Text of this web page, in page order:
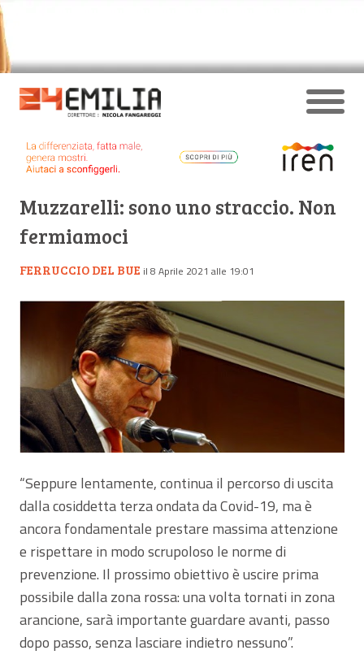
Muzzarelli: sono uno straccio. Non
fermiamoci
FERRUCCIO DEL BUE il 8 Aprile 2021 alle 19:01
“Seppure lentamente, continua il percorso di uscita
dalla cosiddetta terza ondata da Covid-19, ma è
ancora fondamentale prestare massima attenzione
e rispettare in modo scrupoloso le norme di
prevenzione. Il prossimo obiettivo è uscire prima
possibile dalla zona rossa: una volta tornati in zona
arancione, sarà importante guardare avanti, passo
dopo passo, senza lasciare indietro nessuno”.